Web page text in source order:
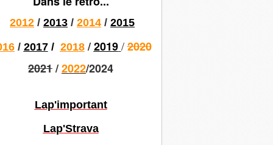
2012 / 2013 / 2014 / 2015
/ 2017/ 2018 / 2019 /2020
2021/2022/2024
Lap'important
Lap'Strava